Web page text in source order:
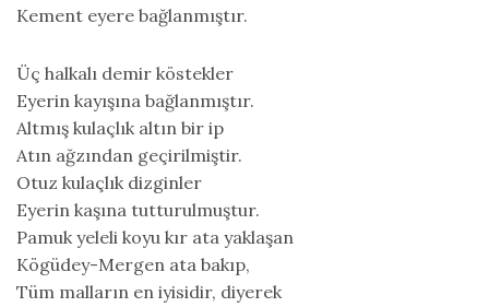
Kement eyere bağlanmıştır.
Üç halkalı demir köstekler
Eyerin kayışına bağlanmıştır.
Altmış kulaçlık altın bir ip
Atın ağzından geçirilmiştir.
Otuz kulaçlık dizginler
Eyerin kaşına tutturulmuştur.
Pamuk yeleli koyu kır ata yaklaşan
Kögüdey-Mergen ata bakıp,
Tüm malların en iyisidir, diyerek